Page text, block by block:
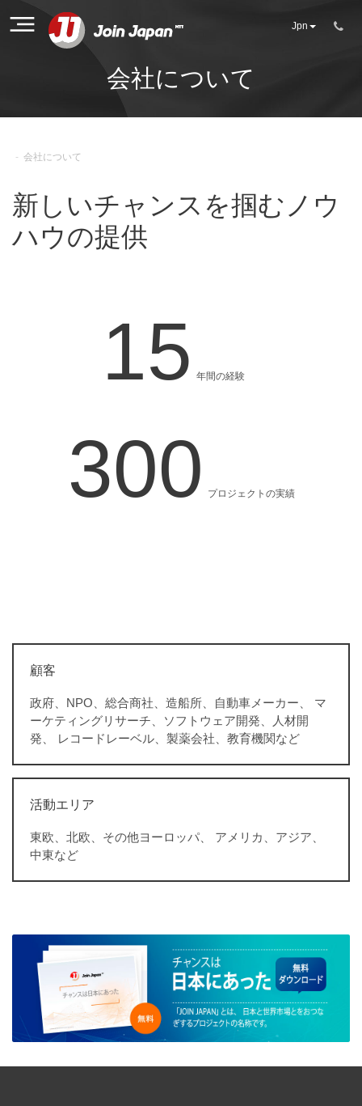
Jpn
会社について
- 会社について
新しいチャンスを掴むノウ
ハウの提供
15 年間の経験
300 プロジェクトの実績
顧客
政府、NPO、総合商社、造船所、自動車メーカー、 マ
ーケティングリサーチ、ソフトウェア開発、人材開
発、 レコードレーベル、製薬会社、教育機関など
活動エリア
東欧、北欧、その他ヨーロッパ、 アメリカ、アジア、
中東など